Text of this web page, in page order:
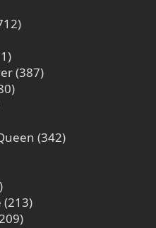
(387)
(342)
(213)